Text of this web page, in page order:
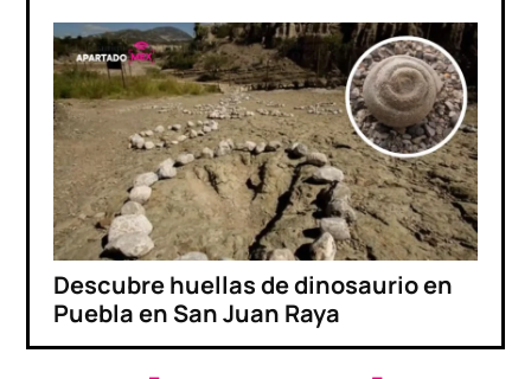
Descubre huellas de dinosaurio en
Puebla en San Juan Raya